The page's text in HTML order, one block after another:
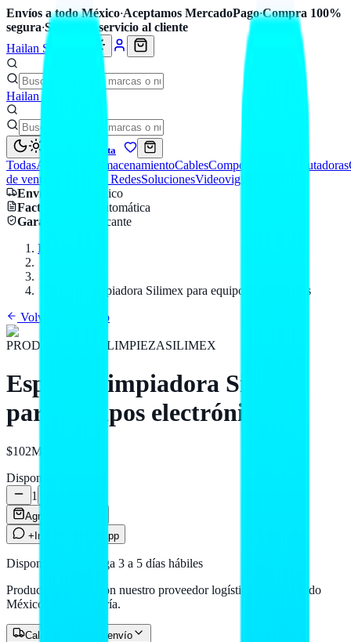
Envíos a todo México·Aceptamos MercadoPago·Compra 100%
segura·Soporte y servicio al cliente
Hailan Store
Hailan Store
Mi cuenta
TodasAccesorios AlmacenamientoCablesComponentes Computadoras
de venta
Seguridad y RedesSolucionesVideovigilancia
Envío
a todo México
Factura CFDI
automática
Garantía
de fabricante
Inicio
Espuma limpiadora Silimex para equipos electrónicos
Volver al catálogo
PRODUCTOS DE LIMPIEZASILIMEX
Espuma limpiadora Silimex
para equipos electrónicos
$102MXN
Disponible
1
Agregar al carrito
+Info por WhatsApp
Disponible — entrega 3 a 5 días hábiles
Producto en stock con nuestro proveedor logístico. Llega a todo
México por paquetería.
Calcular costo de envío